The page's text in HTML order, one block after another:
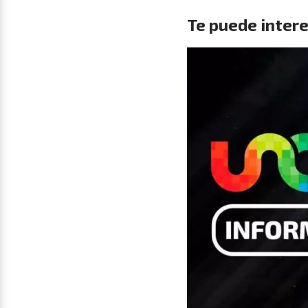
Te puede